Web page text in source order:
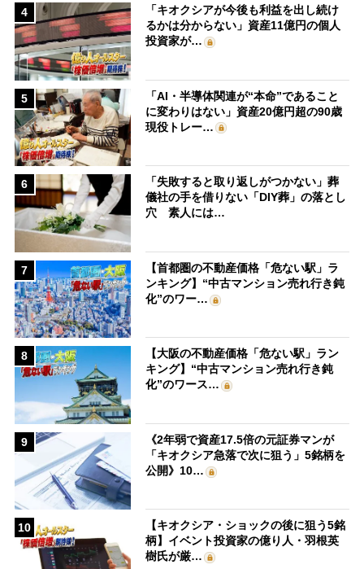
4
「キオクシアが今後も利益を出し続け
るかは分からない」資産11億円の個人
投資家が…
5
「AI・半導体関連が“本命”であること
に変わりはない」資産20億円超の90歳
現役トレー…
6
「失敗すると取り返しがつかない」葬
儀社の手を借りない「DIY葬」の落とし
穴 素人には…
7
【首都圏の不動産価格「危ない駅」ラ
ンキング】“中古マンション売れ行き鈍
化”のワー…
8
【大阪の不動産価格「危ない駅」ラン
キング】“中古マンション売れ行き鈍
化”のワース…
9
《2年弱で資産17.5倍の元証券マンが
「キオクシア急落で次に狙う」5銘柄を
公開》10…
10
【キオクシア・ショックの後に狙う5銘
柄】イベント投資家の億り人・羽根英
樹氏が厳…